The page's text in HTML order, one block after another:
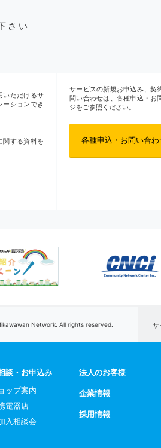
さい
いただけるサ
ーションでき
関する資料を
サービスの新規お申込み、契
問い合わせは、各種申込・お
ジをご参照ください。
各種申込・お問い合わ
Network. All rights reserved. サ
談・お申込み
ップ案内
電器店
入相談会
法人のお客様
企業情報
採用情報